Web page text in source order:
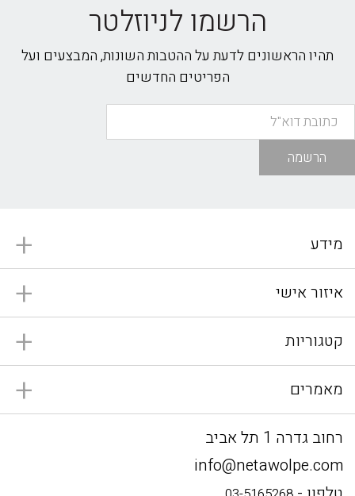
הרשמו לניוזלטר
תהיו הראשונים לדעת על ההטבות השונות, המבצעים ועל
הפריטים החדשים
הרשמה
מידע
איזור אישי
קטגוריות
מאמרים
רחוב גדרה 1 תל אביב
info@netawolpe.com